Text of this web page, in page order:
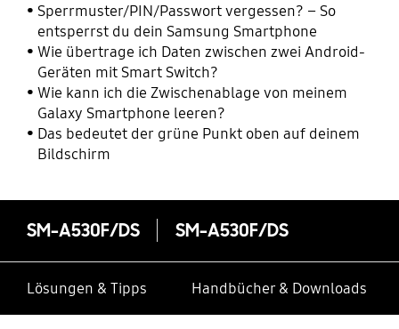
Sperrmuster/PIN/Passwort vergessen? – So
entsperrst du dein Samsung Smartphone
Wie übertrage ich Daten zwischen zwei Android-
Geräten mit Smart Switch?
Wie kann ich die Zwischenablage von meinem
Galaxy Smartphone leeren?
Das bedeutet der grüne Punkt oben auf deinem
Bildschirm
SM-A530F/DS SM-A530F/DS
Lösungen & Tipps Handbücher & Downloads